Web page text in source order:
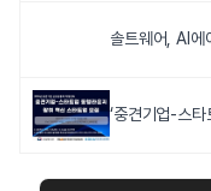
솔트웨어, AI에
‘중견기업-스